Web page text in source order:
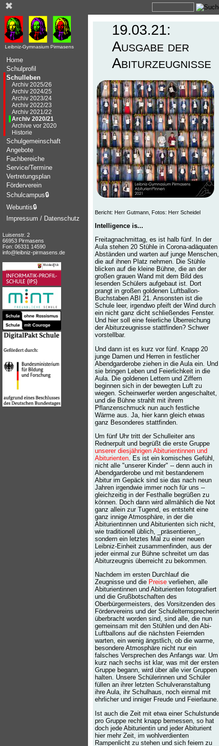
Leibniz-Gymnasium Pirmasens
Home
Schulprofil
Schulleben
Archiv 2025/26
Archiv 2024/25
Archiv 2023/24
Archiv 2022/23
Archiv 2021/22
Archiv 2020/21
Archive vor 2020
Historie
Schulgemeinschaft
Angebote
Fachbereiche
Service/Termine
Vertretungsplan
Förderverein
Schulcampus🔒
Webuntis🔒
Impressum / Datenschutz
Luisenstr. 2
66953 Pirmasens
Fon: 06331 14590
info@leibniz-pirmasens.de
19.03.21:
Ausgabe der
Abiturzeugnisse
Bericht: Herr Gutmann, Fotos: Herr Scheidel
Intelligence is...
Freitagnachmittag, es ist halb fünf. In der
Aula stehen 20 Stühle in Corona-adäquaten
Abständen und warten auf junge Menschen,
die auf ihnen Platz nehmen. Die Stühle
blicken auf die kleine Bühne, die an der
großen grauen Wand mit dem Bild des
lesenden Schülers aufgebaut ist. Dort
prangt in großen goldenen Luftballon-
Buchstaben ABI 21. Ansonsten ist die
Schule leer, irgendwo pfeift der Wind durch
ein nicht ganz dicht schließendes Fenster.
Und hier soll eine feierliche Überreichung
der Abiturzeugnisse stattfinden? Schwer
vorstellbar.
Und dann ist es kurz vor fünf. Knapp 20
junge Damen und Herren in festlicher
Abendgarderobe ziehen in die Aula ein. Und
sie bringen Leben und Feierlichkeit in die
Aula. Die goldenen Lettern und Ziffern
beginnen sich in der bewegten Luft zu
wiegen. Scheinwerfer werden angeschaltet,
und die Bühne strahlt mit ihrem
Pflanzenschmuck nun auch festliche
Wärme aus. Ja, hier kann gleich etwas
ganz Besonderes stattfinden.
Um fünf Uhr tritt der Schulleiter ans
Rednerpult und begrüßt die erste Gruppe
unserer diesjährigen Abiturientinnen und
Abiturienten . Es ist ein komisches Gefühl,
nicht alle "unserer Kinder" -- denn auch in
Abendgarderobe und mit bestandenem
Abitur im Gepäck sind sie das nach neun
Jahren irgendwie immer noch für uns --
gleichzeitig in der Festhalle begrüßen zu
können. Doch dann wird allmählich die Not
ganz allein zur Tugend, es entsteht eine
ganz innige Atmosphäre, in der die
Abiturientinnen und Abiturienten sich nicht,
wie traditionell üblich, _präsentieren_,
sondern ein letztes Mal zu einer neuen
Leibniz-Einheit zusammenfinden, aus der
jeder einmal zur Bühne schreitet um das
Abiturzeugnis überreicht zu bekommen.
Nachdem im ersten Durchlauf die
Zeugnisse und die Preise verliehen, alle
Abiturientinnen und Abiturienten fotografiert
und die Grußbotschaften des
Oberbürgermeisters, des Vorsitzenden des
Fördervereins und der Schulelternsprecherin
überbracht worden sind, sind alle, die nun
gemeinsam mit den Stühlen und den Abi-
Luftballons auf die nächsten Feiernden
warten, ein wenig ängstlich, ob die warme,
besondere Atmosphäre nicht nur ein
falsches Versprechen des Anfangs war. Um
kurz nach sechs ist klar, was mit der ersten
Gruppe begann, wird über alle vier Gruppen
halten. Unsere Schülerinnen und Schüler
füllen an ihrer letzten Schulveranstaltung
ihre Aula, ihr Schulhaus, noch einmal mit
ehrlicher und inniger Freude und Feierlaune.
Ist auch die Zeit mit etwa einer Schulstunde
pro Gruppe recht knapp bemessen, so hat
doch jede Abiturientin und jeder Abiturient
hier mehr Zeit, im wohlverdienten
Rampenlicht zu stehen und sich feiern zu
✖